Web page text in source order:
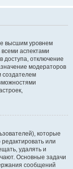
высшим уровнем
аспектами
доступа, отключение
модераторов
создателем
которые
или
удалять и
Основные задачи
сообщений